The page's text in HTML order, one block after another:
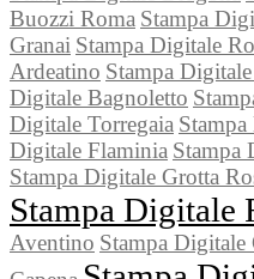
Buozzi Roma Stampa
Granai Stampa Digitale
Ardeatino Stampa
Digitale Bagnoletto
Digitale Torregaia
Digitale Flaminia Stampa
Stampa Digitale Grotta
Stampa Digitale
Aventino Stampa Digitale